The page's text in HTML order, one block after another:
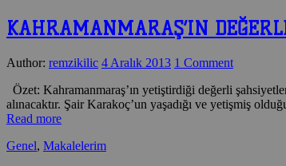
KAHRAMANMARAŞ’IN
Author: remzikilic 4 Aralık 2013 1 Comment
Özet: Kahramanmaraş’ın yetiştirdiği değerli
alınacaktır. Şair Karakoç’un yaşadığı ve yetişmiş
Read more
Genel, Makalelerim